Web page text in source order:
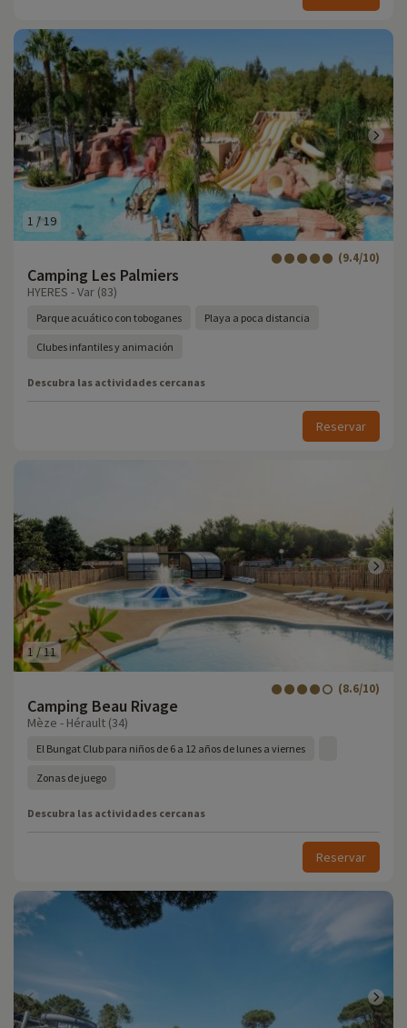
1 /19
Camping Les Palmiers
(9.4/10)
HYERES - Var (83)
Parque acuático con toboganes Playa a poca distancia
Clubes infantiles y animación
Descubra las actividades cercanas
Reservar
1 /11
Camping Beau Rivage
(8.6/10)
Mèze - Hérault (34)
El Bungat Club para niños de 6 a 12 años de lunes a viernes
Zonas de juego
Descubra las actividades cercanas
Reservar